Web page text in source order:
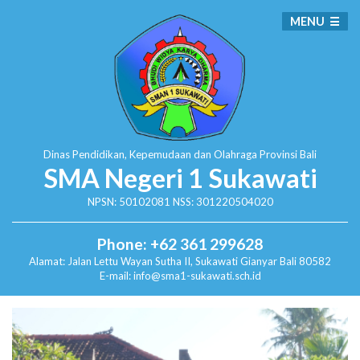
Dinas Pendidikan, Kepemudaan dan Olahraga Provinsi Bali
SMA Negeri 1 Sukawati
NPSN: 50102081 NSS: 301220504020
Phone: +62 361 299628
Alamat: Jalan Lettu Wayan Sutha II, SukawatiGianyar Bali 80582
E-mail: info@sma1-sukawati.sch.id
MENU